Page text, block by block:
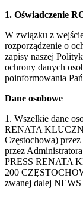
1. Oświadczenie
W związku z
rozporządzenie o
zapisy naszej
ochrony danych
poinformowania
Dane osobowe
1. Wszelkie dane
RENATA
Częstochowa)
przez
PRESS RENATA
200
zwanej dalej NEWS